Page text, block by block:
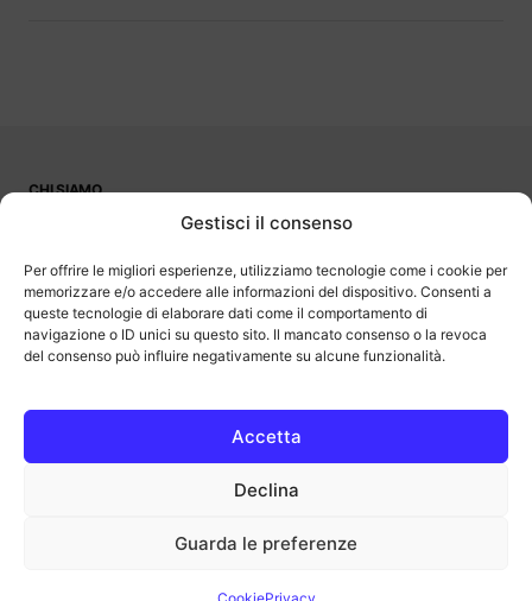
Gestisci il consenso
Per offrire le migliori esperienze, utilizziamo tecnologie come i cookie per
memorizzare e/o accedere alle informazioni del dispositivo. Consenti a
queste tecnologie di elaborare dati come il comportamento di
navigazione o ID unici su questo sito. Il mancato consenso o la revoca
del consenso può influire negativamente su alcune funzionalità.
Accetta
Declina
Guarda le preferenze
CHI SIAMO
OutOfBit
programma di affiliazione che consente ai siti di percepire una
commissione pubblicitaria pubblicizzando e fornendo link al sito
Amazon.it. Amazon e il logo Amazon sono marchi registrati di
Amazon.com, Inc. o delle sue affiliate.
COPYRIGHT © 2013-2025 OUTOFBIT P.IVA 04140830243, TUTTI I
outofbit.it@gmail.com | outofbit@pec.it
Note legali